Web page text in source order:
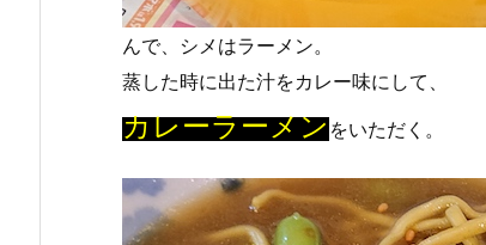
んで、シメはラーメン。
蒸した時に出た汁をカレー味にして、
カレーラーメンをいただく。